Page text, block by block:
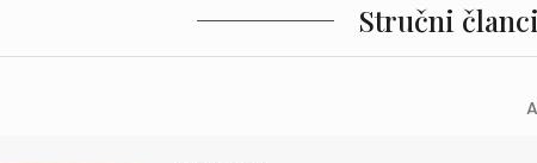
Stručni članci
A